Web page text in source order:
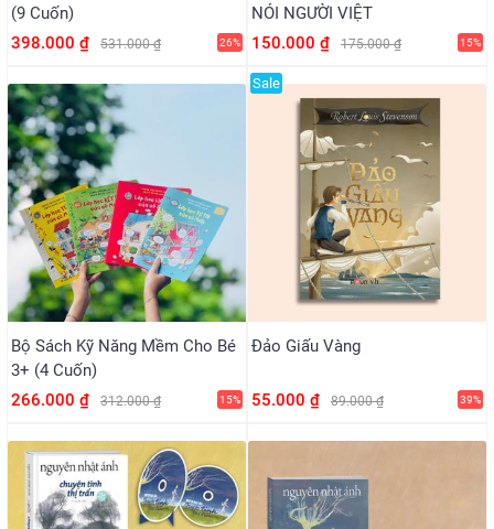
(9 Cuốn)
398.000 ₫
531.000 ₫ 26%
NÓI NGƯỜI VIỆT
150.000 ₫
175.000 ₫ 15%
Bộ Sách Kỹ Năng Mềm Cho Bé
3+ (4 Cuốn)
266.000 ₫
312.000 ₫ 15%
Sale
Đảo Giấu Vàng
55.000 ₫ 89.000 ₫ 39%